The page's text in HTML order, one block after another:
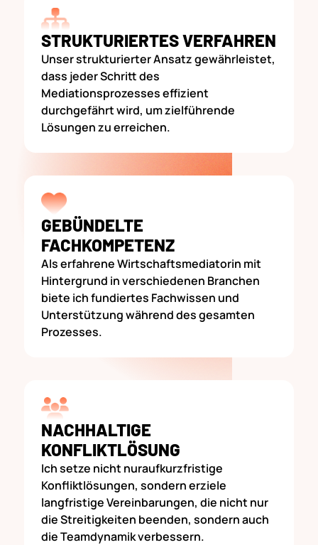
STRUKTURIERTES VERFAHREN
Unser strukturierter Ansatz gewährleistet,
dass jeder Schritt des
Mediationsprozesses effizient
durchgefährt wird, um zielführende
Lösungen zu erreichen.
GEBÜNDELTE
FACHKOMPETENZ
Als erfahrene Wirtschaftsmediatorin mit
Hintergrund in verschiedenen Branchen
biete ich fundiertes Fachwissen und
Unterstützung während des gesamten
Prozesses.
NACHHALTIGE
KONFLIKTLÖSUNG
Ich setze nicht nuraufkurzfristige
Konfliktlösungen, sondern erziele
langfristige Vereinbarungen, die nicht nur
die Streitigkeiten beenden, sondern auch
die Teamdynamik verbessern.